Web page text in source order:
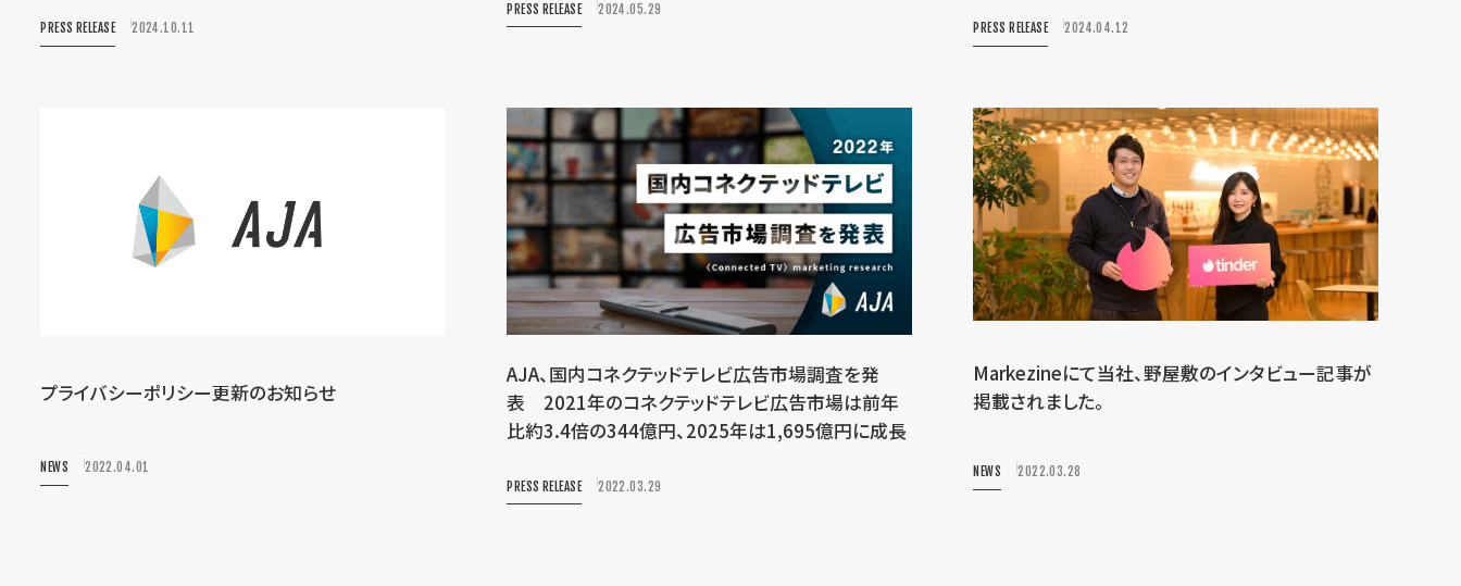
PRESS RELEASE 2024.10.11
PRESS RELEASE 2024.05.29
PRESS RELEASE 2024.04.12
プライバシーポリシー更新のお知らせ
NEWS 2022.04.01
AJA、国内コネクテッドテレビ広告市場調査を発
表 2021年のコネクテッドテレビ広告市場は前年
比約3.4倍の344億円、2025年は1,695億円に成長
PRESS RELEASE 2022.03.29
Markezineにて当社、野屋敷のインタビュー記事が
掲載されました。
NEWS 2022.03.28